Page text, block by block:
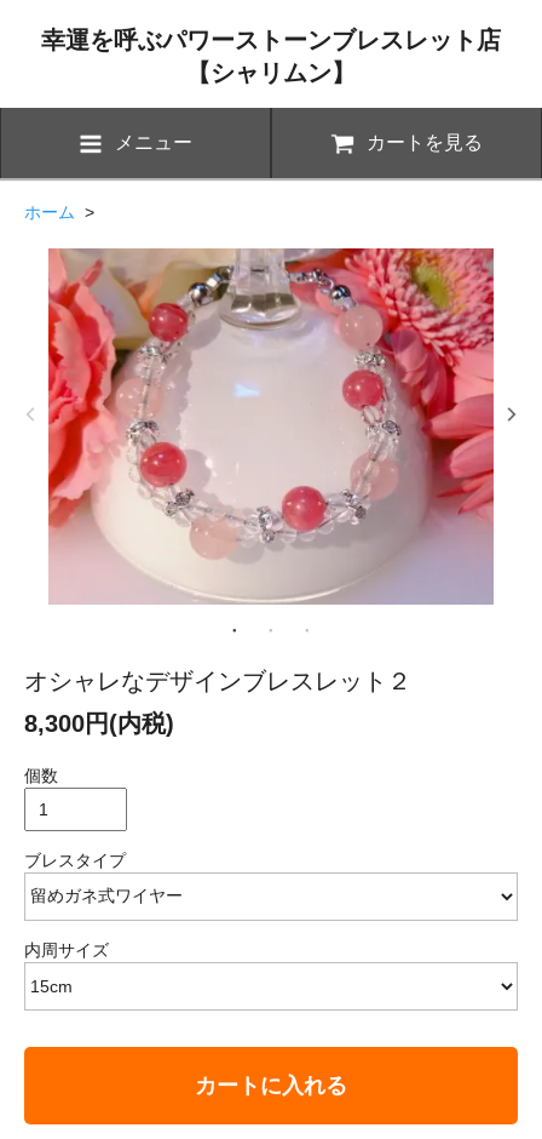
幸運を呼ぶパワーストーンブレスレット店
【シャリムン】
メニュー カートを見る
ホーム >
オシャレなデザインブレスレット２
8,300円(内税)
個数
ブレスタイプ
内周サイズ
カートに入れる